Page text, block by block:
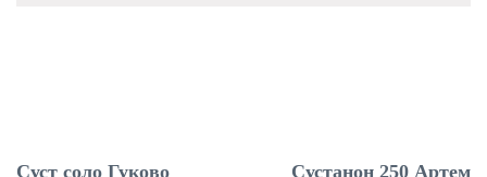
Суст соло Гуково Сустанон 250 Артем